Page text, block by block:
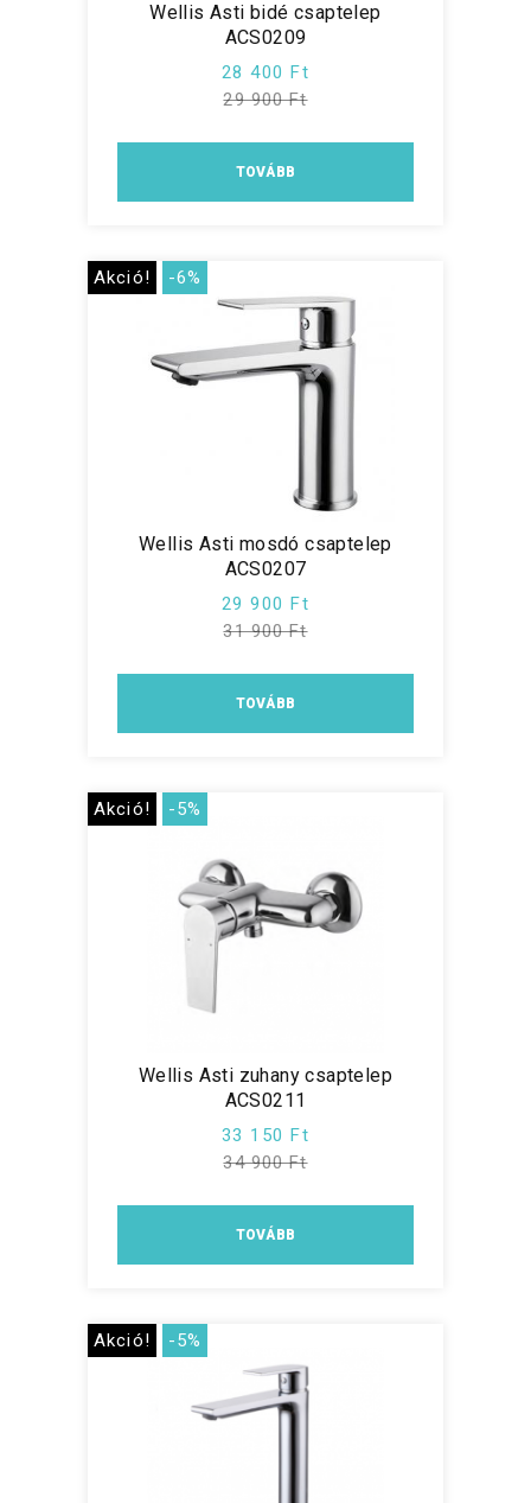
Wellis Asti bidé csaptelep
ACS0209
28 400 Ft
29 900 Ft
TOVÁBB
Akció! -6%
Wellis Asti mosdó csaptelep
ACS0207
29 900 Ft
31 900 Ft
TOVÁBB
Akció! -5%
Wellis Asti zuhany csaptelep
ACS0211
33 150 Ft
34 900 Ft
TOVÁBB
Akció! -5%